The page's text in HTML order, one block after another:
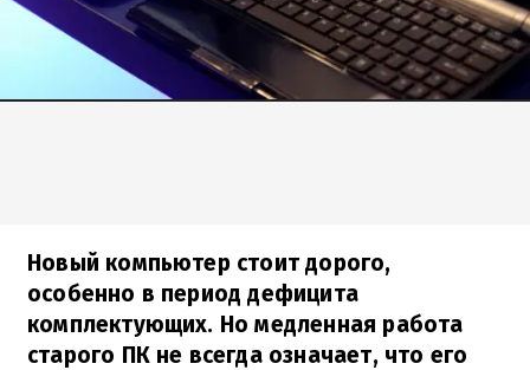
Новый компьютер стоит дорого,
особенно в период дефицита
комплектующих. Но медленная работа
старого ПК не всегда означает, что его